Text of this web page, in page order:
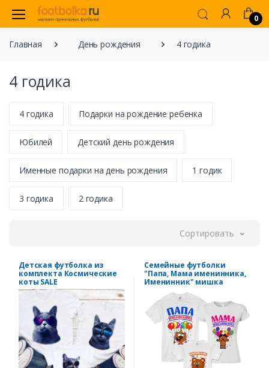
0
Главная День рождения 4 годика
4 годика
4 годика Подарки на рождение ребенка
Юбилей Детский день рождения
Именные подарки на день рождения 1 годик
3 годика 2 годика
Сортировать
Детская футболка из
комплекта Космические
коты SALE
Семейные футболки
"Папа, Мама именинника,
Именинник" мишка